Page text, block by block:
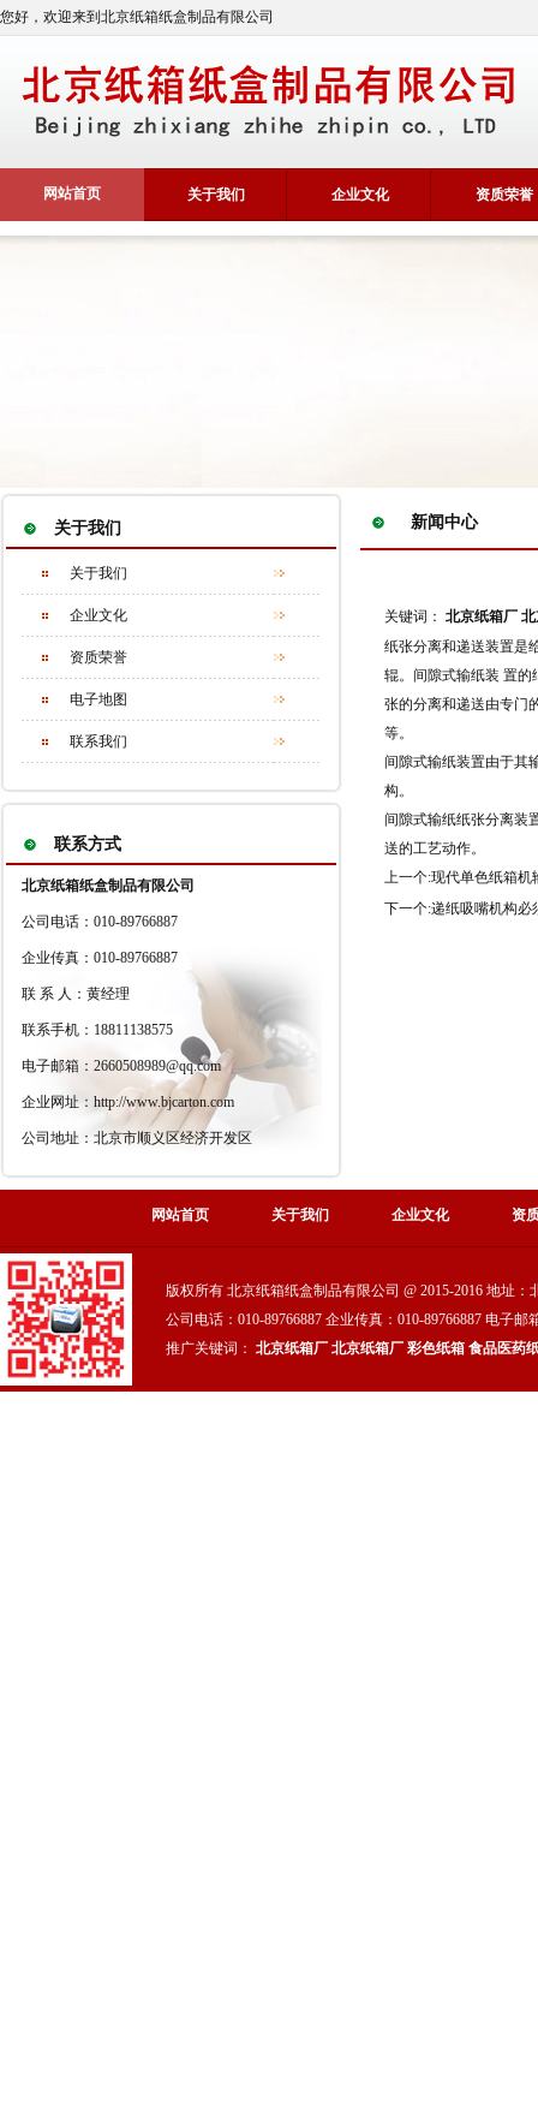
您好，欢迎来到北京纸箱纸盒制品有限公司
网站首页 关于我们 企业文化 资质荣誉
关于我们
关于我们
企业文化
资质荣誉
电子地图
联系我们
联系方式
北京纸箱纸盒制品有限公司
公司电话：010-89766887
企业传真：010-89766887
联 系 人：黄经理
联系手机：18811138575
电子邮箱：2660508989@qq.com
企业网址：http://www.bjcarton.com
公司地址：北京市顺义区经济开发区
新闻中心
关键词： 北京纸箱厂
纸张分离和递送装置是
辊。间隙式输纸装 置
张的分离和递送由专门
等。
间隙式输纸装置由于其
构。
间隙式输纸纸张分离装
送的工艺动作。
上一个:现代单色纸箱机
下一个:递纸吸嘴机构必
网站首页 关于我们 企业文化 资
版权所有 北京纸箱纸盒制品有限公司 @ 2015-2016 地址
公司电话：010-89766887 企业传真：010-89766887 电子邮
推广关键词： 北京纸箱厂 北京纸箱厂 彩色纸箱 食品医药